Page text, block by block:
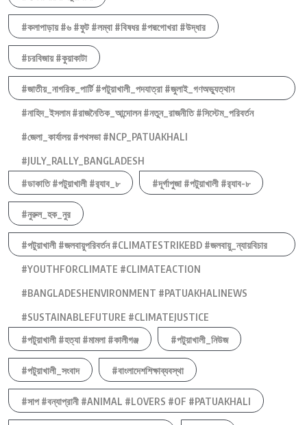
#কলাপাড়ায় #৬ #ফুট #লম্বা #বিষধর #পদ্মগোখরা #উদ্ধার
#চরবিজায় #কুয়াকাটা
#জাতীয়_নাগরিক_পার্টি #পটুয়াখালী_পদযাত্রা #জুলাই_গণঅভ্যুত্থান
#নাহিদ_ইসলাম #রাজনৈতিক_আন্দোলন #নতুন_রাজনীতি #সিস্টেম_পরিবর্তন
#জেলা_কার্যালয় #পথসভা #NCP_PATUAKHALI
#JULY_RALLY_BANGLADESH
#ডাকাতি #পটুয়াখালী #র‍্যাব_৮
#দূর্গাপুজা #পটুয়াখালী #র‍্যাব-৮
#নুরুল_হক_নুর
#পটুয়াখালী #জলবায়ুপরিবর্তন #CLIMATESTRIKEBD #জলবায়ু_ন্যায়বিচার
#YOUTHFORCLIMATE #CLIMATEACTION
#BANGLADESHENVIRONMENT #PATUAKHALINEWS
#SUSTAINABLEFUTURE #CLIMATEJUSTICE
#পটুয়াখালী #হত্যা #মামলা #কালীগঞ্জ
#পটুয়াখালী_নিউজ
#পটুয়াখালী_সংবাদ #বাংলাদেশশিক্ষাব্যবস্থা
#সাপ #বন্যাপ্রানী #ANIMAL #LOVERS #OF #PATUAKHALI